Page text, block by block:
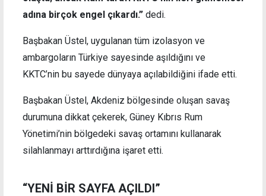
adına birçok engel çıkardı.” dedi.
Başbakan Üstel, uygulanan tüm izolasyon ve
ambargoların Türkiye sayesinde aşıldığını ve
KKTC’nin bu sayede dünyaya açılabildiğini ifade etti.
Başbakan Üstel, Akdeniz bölgesinde oluşan savaş
durumuna dikkat çekerek, Güney Kıbrıs Rum
Yönetimi’nin bölgedeki savaş ortamını kullanarak
silahlanmayı arttırdığına işaret etti.
“YENİ BİR SAYFA AÇILDI”